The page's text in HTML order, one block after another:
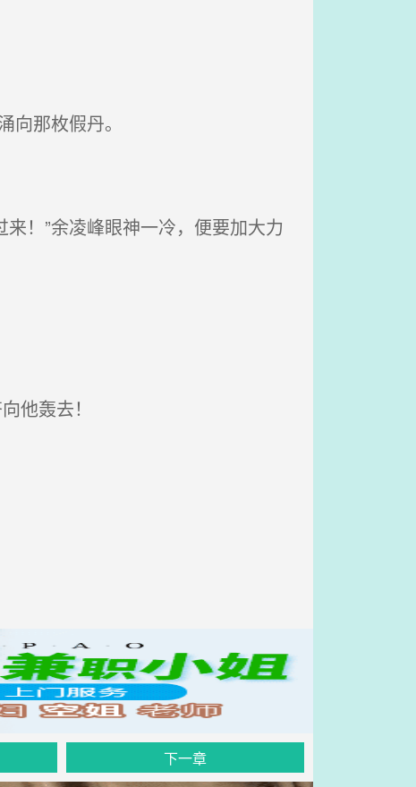
那枚假丹。
！”余凌峰眼神一冷，便要加大力
他轰去！
下一章